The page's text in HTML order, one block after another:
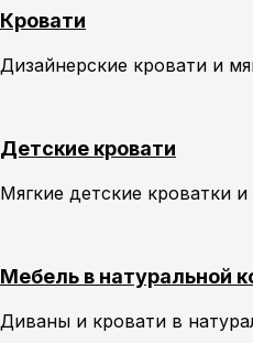
Кровати
Дизайнерские кровати и
Детские кровати
Мягкие детские кроватки
Мебель в натуральной
Диваны и кровати в